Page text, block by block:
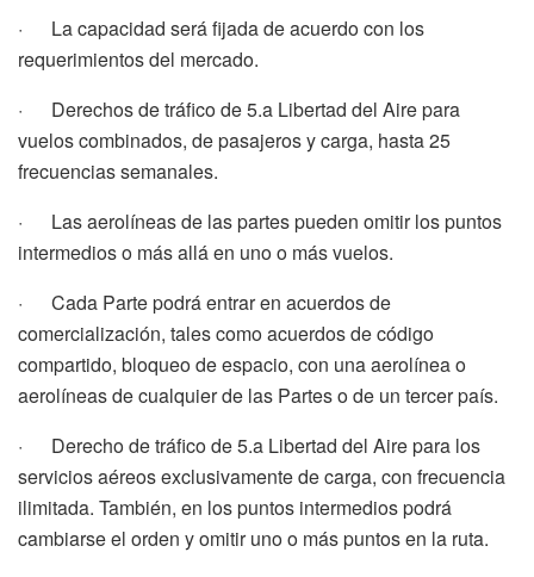
· La capacidad será fijada de acuerdo con los
requerimientos del mercado.
· Derechos de tráfico de 5.a Libertad del Aire para
vuelos combinados, de pasajeros y carga, hasta 25
frecuencias semanales.
· Las aerolíneas de las partes pueden omitir los puntos
intermedios o más allá en uno o más vuelos.
· Cada Parte podrá entrar en acuerdos de
comercialización, tales como acuerdos de código
compartido, bloqueo de espacio, con una aerolínea o
aerolíneas de cualquier de las Partes o de un tercer país.
· Derecho de tráfico de 5.a Libertad del Aire para los
servicios aéreos exclusivamente de carga, con frecuencia
ilimitada. También, en los puntos intermedios podrá
cambiarse el orden y omitir uno o más puntos en la ruta.